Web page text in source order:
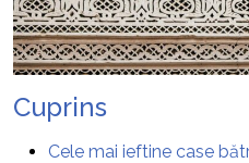
Cuprins
Cele mai ieftine case